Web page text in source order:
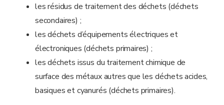
les résidus de traitement des déchets (déchets
secondaires) ;
les déchets d’équipements électriques et
électroniques (déchets primaires) ;
les déchets issus du traitement chimique de
surface des métaux autres que les déchets acides,
basiques et cyanurés (déchets primaires).